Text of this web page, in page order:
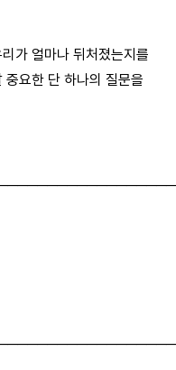
가 얼마나 뒤처졌는지를
중요한 단 하나의 질문을